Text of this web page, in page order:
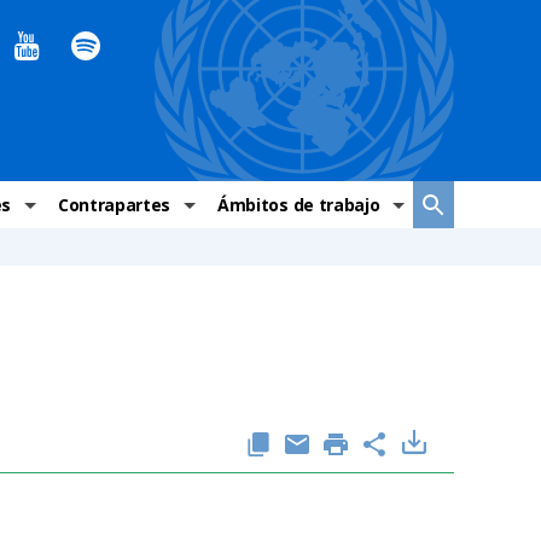
Contrapartes
OSC de derechos humanos
Ámbitos de trabajo
Comunicación y promoción